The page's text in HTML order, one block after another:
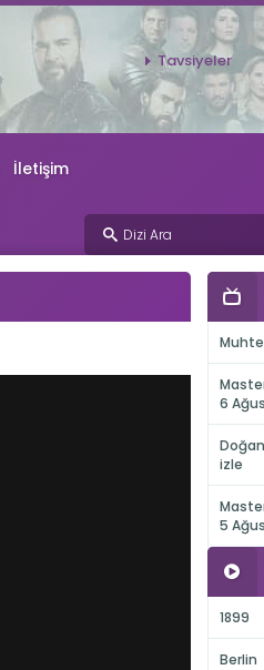
Tavsiyeler
İletişim
6
izle
5
1899
Berlin